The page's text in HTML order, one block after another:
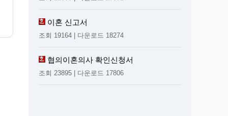
이혼 신고서
조회 19164 | 다운로드 18274
협의이혼의사 확인신청서
조회 23895 | 다운로드 17806